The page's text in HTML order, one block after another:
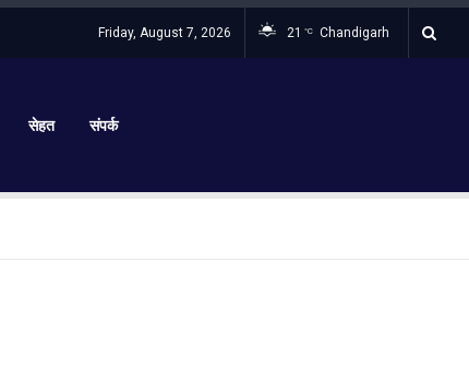
Friday, August 7, 2026 21 °C Chandigarh
सेहत संपर्क